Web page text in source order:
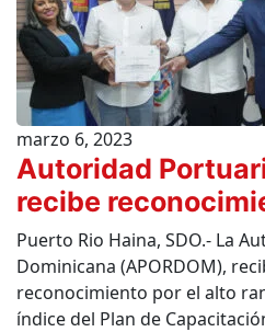
marzo 6, 2023
Autoridad
recibe
Puerto Rio Haina, SDO.- La
Dominicana (APORDOM),
reconocimiento por el alto
índice del Plan de